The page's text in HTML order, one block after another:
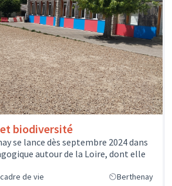
biodiversité
se lance dès septembre 2024 dans
autour de la Loire, dont elle
de vie Berthenay